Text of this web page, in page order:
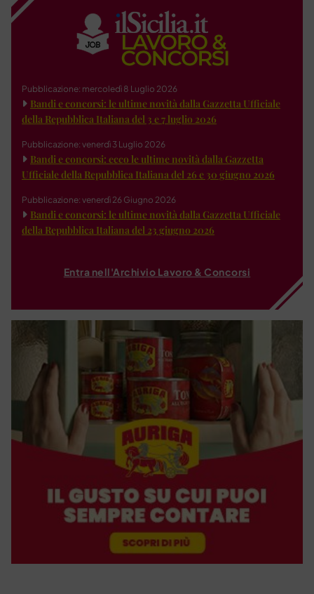
Pubblicazione: mercoledì 8 Luglio 2026
Bandi e concorsi: le ultime novità dalla Gazzetta Ufficiale
della Repubblica Italiana del 3 e 7 luglio 2026
Pubblicazione: venerdì 3 Luglio 2026
Bandi e concorsi: ecco le ultime novità dalla Gazzetta
Ufficiale della Repubblica Italiana del 26 e 30 giugno 2026
Pubblicazione: venerdì 26 Giugno 2026
Bandi e concorsi: le ultime novità dalla Gazzetta Ufficiale
della Repubblica Italiana del 23 giugno 2026
Entra nell'Archivio Lavoro & Concorsi